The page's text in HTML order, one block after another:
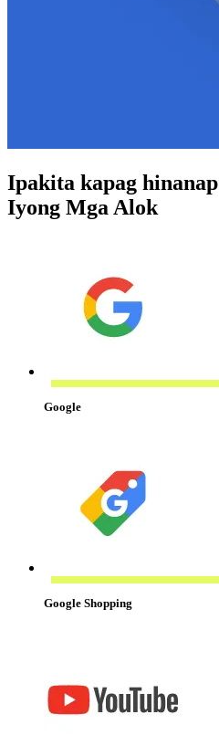
Ipakita kapag
Iyong Mga Alok
Google
Google Shopping